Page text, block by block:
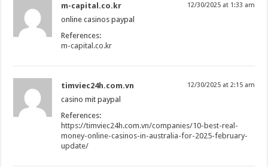
m-capital.co.kr 12/30/2025 at 1:33 am
online casinos paypal
References:
m-capital.co.kr
timviec24h.com.vn 12/30/2025 at 2:15 am
casino mit paypal
References:
https://timviec24h.com.vn/companies/10-best-real-
money-online-casinos-in-australia-for-2025-february-
update/